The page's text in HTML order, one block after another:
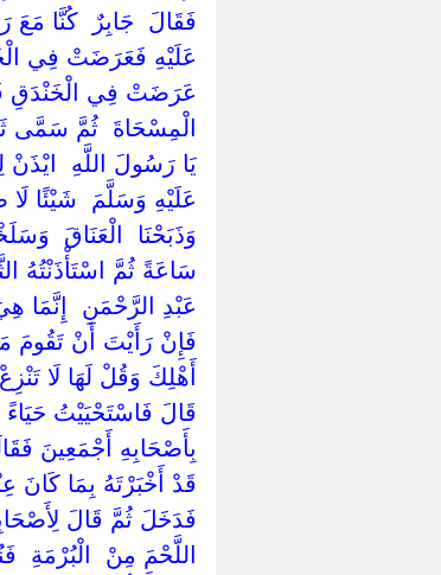
‏فَقَالَ ‏ ‏جَابِرٌ ‏ ‏كُنَّا مَعَ
عَلَيْهِ فَعَرَضَتْ فِي
عَرَضَتْ فِي الْخَنْدَقِ
‏الْمِسْحَاةَ ‏ ‏ثُمَّ سَمَّى
يَا رَسُولَ اللَّهِ
عَلَيْهِ وَسَلَّمَ ‏ ‏شَيْئًا
وَذَبَحْنَا ‏ ‏الْعَنَاقَ
سَاعَةً ثُمَّ اسْتَأْذَنْتُهُ
عَبْدِ الرَّحْمَنِ ‏ ‏إِنَّمَا
فَإِنْ رَأَيْتَ أَنْ
أَهْلِكَ وَقُلْ لَهَا لَا
‏قَالَ فَاسْتَحْيَيْتُ
‏بِأَصْحَابِهِ أَجْمَعِينَ
قَدْ أَخْبَرْتَهُ بِمَا
‏فَدَخَلَ ثُمَّ قَالَ
اللَّحْمَ مِنْ ‏ ‏الْبُرْمَةِ